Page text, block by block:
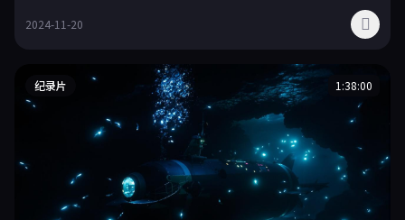
2024-11-20
纪录片 1:38:00